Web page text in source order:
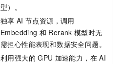
型）。
独享 AI 节点资源，调用
Embedding 和 Rerank 模型时无
需担心性能表现和数据安全问题。
利用强大的 GPU 加速能力，在 AI